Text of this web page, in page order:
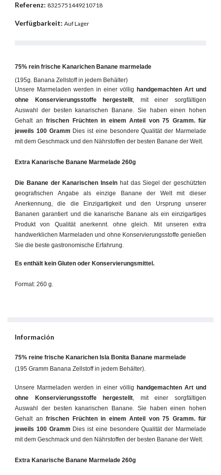
Referenz: 8325751449210718
Verfügbarkeit: Auf Lager
75% rein frische Kanarichen Banane marmelade
(195g. Banana Zellstoff in jedem Behälter)
Unsere Marmeladen werden in einer völlig handgemachten Art und
ohne Konservierungsstoffe hergestellt, mit einer sorgfältigen
Auswahl der besten kanarischen Banane. Sie haben einen hohen
Gehalt an frischen Früchten in einem Anteil von 75 Gramm. für
jeweils 100 Gramm Dies ist eine besondere Qualität der Marmelade
mit dem Geschmack und den Nährstoffen der besten Banane der Welt.
Extra Kanarische Banane Marmelade 260g
Die Banane der Kanarischen Inseln hat das Siegel der geschützten
geografischen Angabe als einzige Banane der Welt mit dieser
Anerkennung, die die Einzigartigkeit und den Ursprung unserer
Bananen garantiert und die kanarische Banane als ein einzigartiges
Produkt von Qualität anerkennt. ohne gleich. Mit unseren extra
handwerklichen Marmeladen und ohne Konservierungsstoffe genießen
Sie die beste gastronomische Erfahrung.
Es enthält kein Gluten oder Konservierungsmittel.
Format: 260 g.
Información
75% reine frische Kanarichen Isla Bonita Banane marmelade
(195 Gramm Banana Zellstoff in jedem Behälter).
Unsere Marmeladen werden in einer völlig handgemachten Art und
ohne Konservierungsstoffe hergestellt, mit einer sorgfältigen
Auswahl der besten kanarischen Banane. Sie haben einen hohen
Gehalt an frischen Früchten in einem Anteil von 75 Gramm. für
jeweils 100 Gramm Dies ist eine besondere Qualität der Marmelade
mit dem Geschmack und den Nährstoffen der besten Banane der Welt.
Extra Kanarische Banane Marmelade 260g